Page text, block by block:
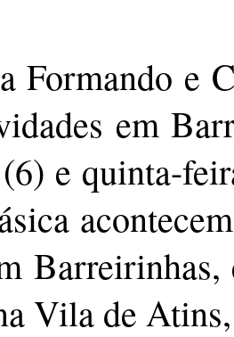
Formando e
em
e quinta-
Barreirinhas,
Vila de